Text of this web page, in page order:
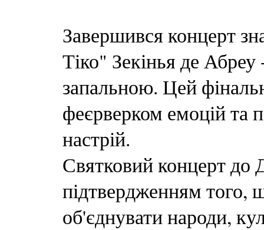
Завершився концерт
Тіко" Зекінья де
запальною. Цей
феєрверком емоцій та
настрій.
Святковий концерт до
підтвердженням того,
об'єднувати народи,